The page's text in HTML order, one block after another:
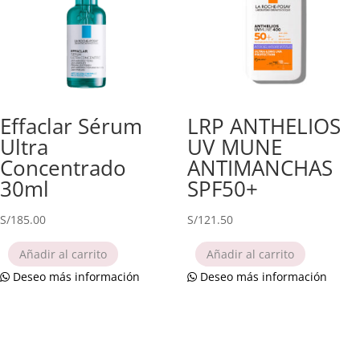
Effaclar Sérum
Ultra
Concentrado
30ml
S/185.00
Añadir al carrito
Deseo más información
LRP ANTHELIOS
UV MUNE
ANTIMANCHAS
SPF50+
S/121.50
Añadir al carrito
Deseo más información